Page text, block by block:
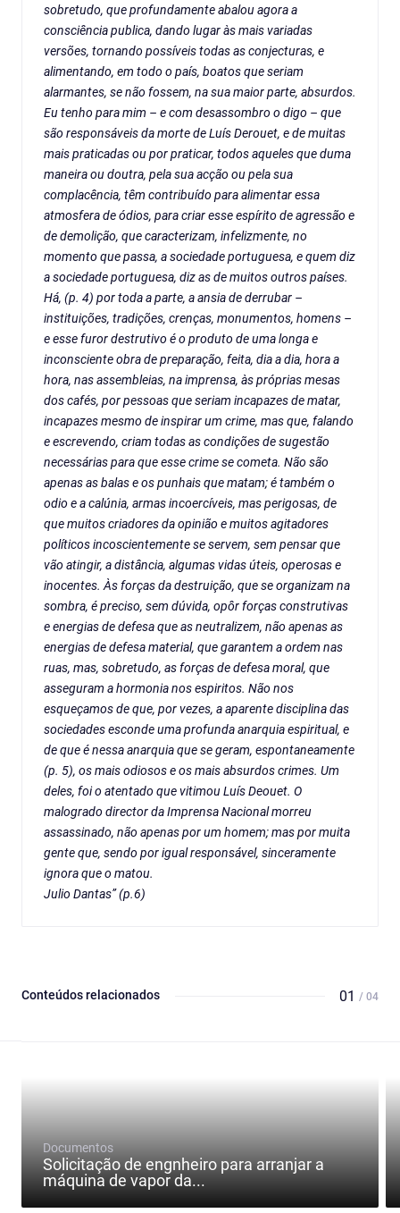
sobretudo, que profundamente abalou agora a
consciência publica, dando lugar às mais variadas
versões, tornando possíveis todas as conjecturas, e
alimentando, em todo o país, boatos que seriam
alarmantes, se não fossem, na sua maior parte, absurdos.
Eu tenho para mim – e com desassombro o digo – que
são responsáveis da morte de Luís Derouet, e de muitas
mais praticadas ou por praticar, todos aqueles que duma
maneira ou doutra, pela sua acção ou pela sua
complacência, têm contribuído para alimentar essa
atmosfera de ódios, para criar esse espírito de agressão e
de demolição, que caracterizam, infelizmente, no
momento que passa, a sociedade portuguesa, e quem diz
a sociedade portuguesa, diz as de muitos outros países.
Há, (p. 4) por toda a parte, a ansia de derrubar –
instituições, tradições, crenças, monumentos, homens –
e esse furor destrutivo é o produto de uma longa e
inconsciente obra de preparação, feita, dia a dia, hora a
hora, nas assembleias, na imprensa, às próprias mesas
dos cafés, por pessoas que seriam incapazes de matar,
incapazes mesmo de inspirar um crime, mas que, falando
e escrevendo, criam todas as condições de sugestão
necessárias para que esse crime se cometa. Não são
apenas as balas e os punhais que matam; é também o
odio e a calúnia, armas incoercíveis, mas perigosas, de
que muitos criadores da opinião e muitos agitadores
políticos incoscientemente se servem, sem pensar que
vão atingir, a distância, algumas vidas úteis, operosas e
inocentes. Às forças da destruição, que se organizam na
sombra, é preciso, sem dúvida, opôr forças construtivas
e energias de defesa que as neutralizem, não apenas as
energias de defesa material, que garantem a ordem nas
ruas, mas, sobretudo, as forças de defesa moral, que
asseguram a hormonia nos espiritos. Não nos
esqueçamos de que, por vezes, a aparente disciplina das
sociedades esconde uma profunda anarquia espiritual, e
de que é nessa anarquia que se geram, espontaneamente
(p. 5), os mais odiosos e os mais absurdos crimes. Um
deles, foi o atentado que vitimou Luís Deouet. O
malogrado director da Imprensa Nacional morreu
assassinado, não apenas por um homem; mas por muita
gente que, sendo por igual responsável, sinceramente
ignora que o matou.
Julio Dantas” (p.6)
Conteúdos relacionados 01 / 04
Documentos
Solicitação de engnheiro para arranjar a
máquina de vapor da...